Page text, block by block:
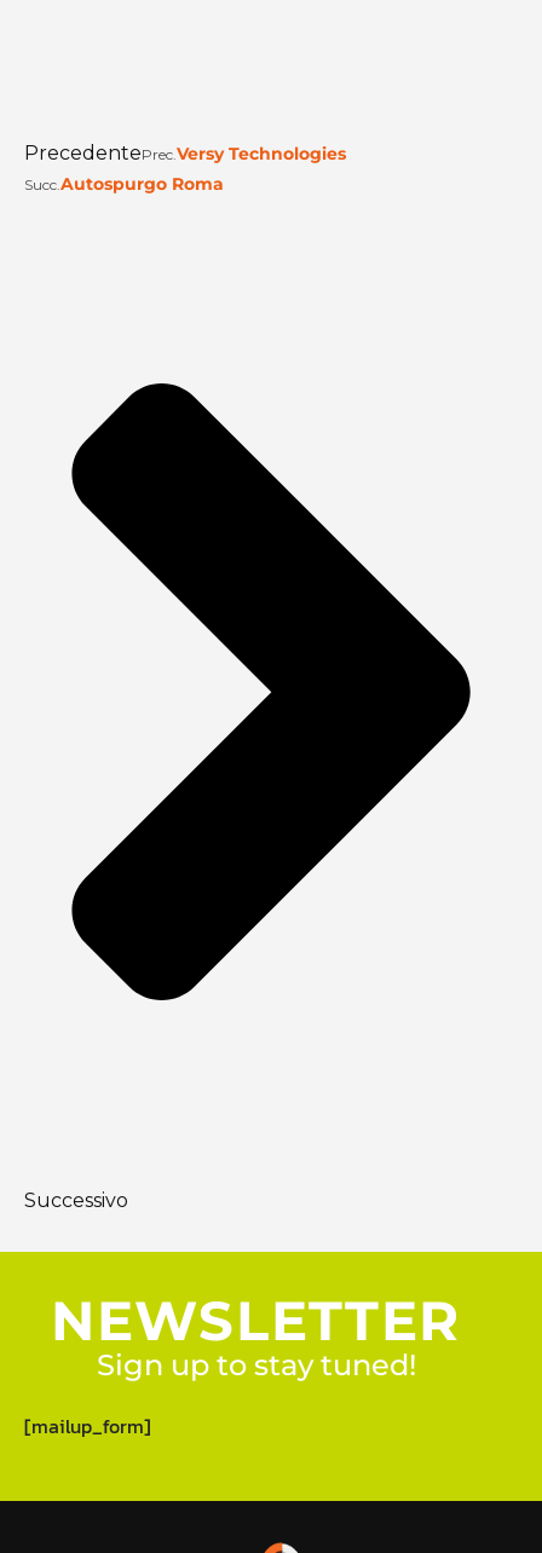
PrecedentePrec.Versy Technologies
Succ.Autospurgo Roma
Successivo
NEWSLETTER
Sign up to stay tuned!
[mailup_form]